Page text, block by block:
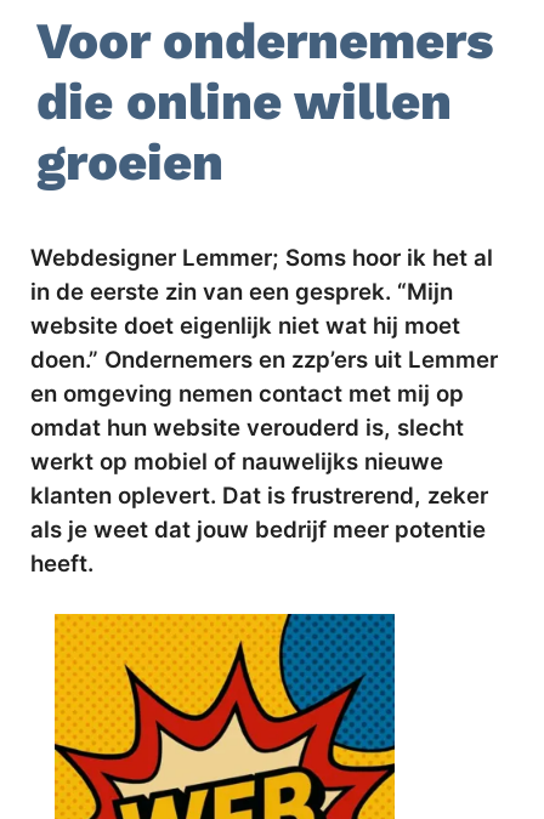
Voor ondernemers
die online willen
groeien
Webdesigner Lemmer; Soms hoor ik het al
in de eerste zin van een gesprek. “Mijn
website doet eigenlijk niet wat hij moet
doen.” Ondernemers en zzp’ers uit Lemmer
en omgeving nemen contact met mij op
omdat hun website verouderd is, slecht
werkt op mobiel of nauwelijks nieuwe
klanten oplevert. Dat is frustrerend, zeker
als je weet dat jouw bedrijf meer potentie
heeft.